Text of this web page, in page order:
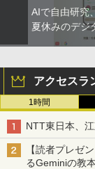
AIで自由研究
夏休みのデジ
アクセスラ
1時間
NTT東日本、
【読者プレゼ
るGeminiの教